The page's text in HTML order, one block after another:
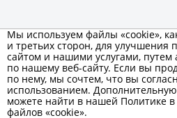
Мы используем файлы «cookie»,
и третьих сторон, для улучшения
сайтом и нашими услугами, путем
по нашему веб-сайту. Если вы
по нему, мы сочтем, что вы
использованием.
можете найти в нашей Политике
файлов «cookie».